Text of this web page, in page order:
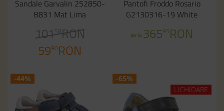
Sandale Garvalin 252850-
B831 Mat Lima
101 58RON
5990RON
Pantofi Froddo Rosario
G2130316-19 White
de la 36595RON
-44%
-65%
LICHIDARE